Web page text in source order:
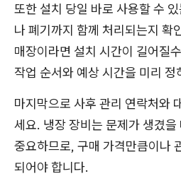
또한 설치 당일 바로 사용할 수
나 폐기까지 함께 처리되는지 확
매장이라면 설치 시간이 길어질
작업 순서와 예상 시간을 미리 정
마지막으로 사후 관리 연락처와
세요. 냉장 장비는 문제가 생겼
중요하므로, 구매 가격만큼이나
되어야 합니다.